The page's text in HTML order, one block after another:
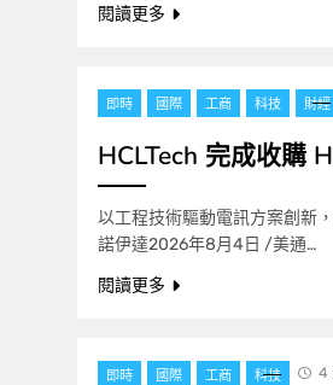
閱讀更多
即時 國際 工商 科技 財經
HCLTech 完成收購
以工程技術驅動電訊方案創新
諾伊達2026年8月4日 /美通…
閱讀更多
即時 國際 工商 科技 4